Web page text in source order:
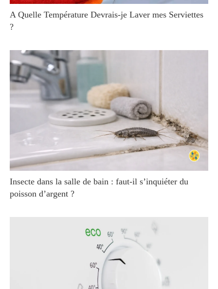
A Quelle Température Devrais-je Laver mes Serviettes
?
Insecte dans la salle de bain : faut-il s’inquiéter du
poisson d’argent ?